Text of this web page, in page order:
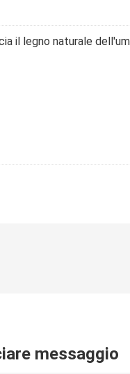
il legno naturale
messaggio